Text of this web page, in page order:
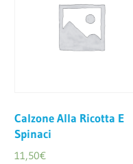
Calzone Alla Ricotta E
Spinaci
11,50€